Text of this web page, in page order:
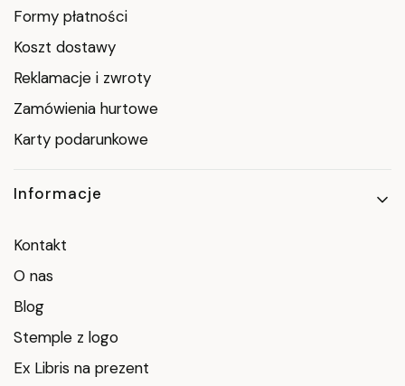
Formy płatności
Koszt dostawy
Reklamacje i zwroty
Zamówienia hurtowe
Karty podarunkowe
Informacje
Kontakt
O nas
Blog
Stemple z logo
Ex Libris na prezent